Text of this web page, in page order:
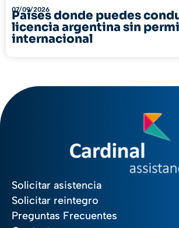
07/09/2026
Países donde puedes
licencia argentina sin
internacional
Solicitar asistencia
Solicitar reintegro
Preguntas Frecuentes